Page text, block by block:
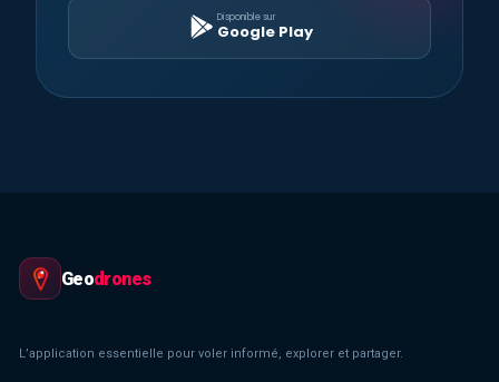
Disponible sur
Google Play
Geodrones
L’application essentielle pour voler informé, explorer et partager.